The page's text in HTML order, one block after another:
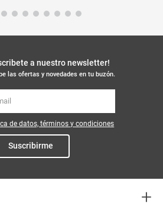
a nuestro newsletter!
las ofertas y novedades en tu buzón.
de datos, términos y condiciones
Suscribirme
+